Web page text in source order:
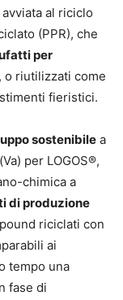
al riciclo
(PPR), che
per
, o riutilizzati come
fieristici.
sostenibile a
per LOGOS®,
chimica a
di produzione
riciclati con
ai
tempo una
fase di